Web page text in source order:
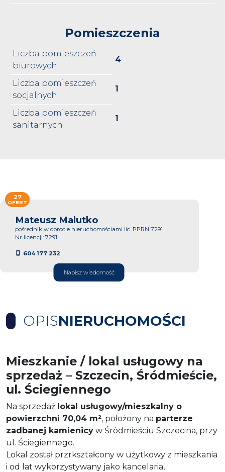
Pomieszczenia
Liczba pomieszczeń
biurowych
4
Liczba pomieszczeń
socjalnych
1
Liczba pomieszczeń
sanitarnych
1
Mateusz Malutko
pośrednik w obrocie nieruchomościami lic. PPRN 7291
Nr licencji: 7291
604 177 232
Napisz wiadomość
27
OFERT
OPISNIERUCHOMOŚCI
Mieszkanie / lokal usługowy na
sprzedaż – Szczecin, Śródmieście,
ul. Ściegiennego
Na sprzedaż lokal usługowy/mieszkalny o
powierzchni 70,04 m², położony na parterze
zadbanej kamienicy w Śródmieściu Szczecina, przy
ul. Ściegiennego.
Lokal został przrkształcony w użytkowy z mieszkania
i od lat wykorzystywany jako kancelaria,